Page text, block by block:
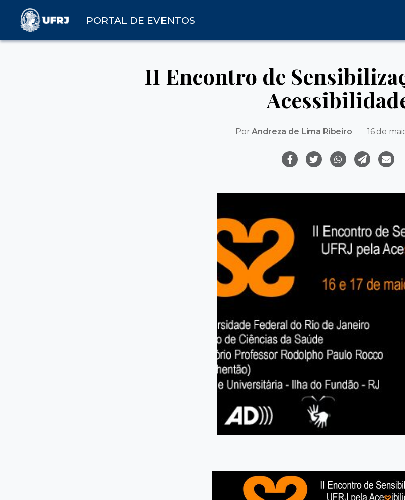
PORTAL DE EVENTOS
II Encontro de
PorAndreza de Lima Ribeiro 16 de